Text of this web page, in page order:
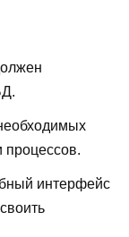
процессов.
интерфейс